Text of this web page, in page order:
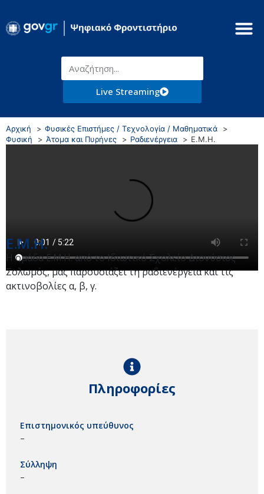
Live Streaming
Αρχική
Φυσικές Επιστήμες / Τεχνολογία / Μαθηματικά
Φυσική
Άτομα και Πυρήνες Ραδιενέργεια Ε.Μ.Η.
Ε.Μ.Η.
Η ομάδα Ε.Μ.Η. από το Ιδιωτικό Σχολείο Διονύσιος
Σολωμός, μας παρουσιάζει τη ραδιενέργεια και τις
ακτινοβολίες α, β, γ.
Πληροφορίες
Επιστημονικός υπεύθυνος
–
Σύλληψη
–